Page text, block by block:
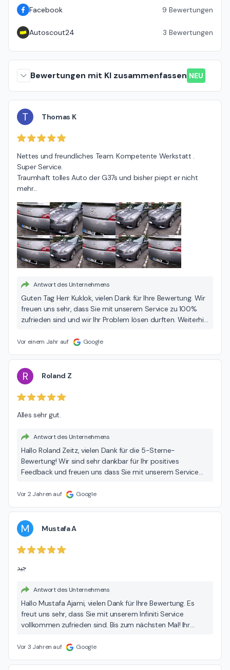
Facebook 9 Bewertungen
Autoscout24 3 Bewertungen
Bewertungen mit KI zusammenfassen NEU
T Thomas K
Nettes und freundliches Team. Kompetente Werkstatt .
Super Service.
Traumhaft tolles Auto der G37s und bisher piept er nicht
mehr...
Antwort des Unternehmens
Guten Tag Herr Kuklok, vielen Dank für Ihre Bewertung. Wir
freuen uns sehr, dass Sie mit unserem Service zu 100%
zufrieden sind und wir Ihr Problem lösen durften. Weiterhin
INFINITI Team
Vor einem Jahr auf Google
R Roland Z
Alles sehr gut.
Antwort des Unternehmens
Hallo Roland Zeitz, vielen Dank für die 5-Sterne-
Bewertung! Wir sind sehr dankbar für Ihr positives
Feedback und freuen uns dass Sie mit unserem Service
hervorragende Leistungen zu erbringen, und Ihre
in unserem Autohaus begrüßen zu dürfen! Ihr Autohaus
Günther Team
Vor 2 Jahren auf Google
M Mustafa A
جيد
Antwort des Unternehmens
Hallo Mustafa Ajami, vielen Dank für Ihre Bewertung. Es
freut uns sehr, dass Sie mit unserem Infiniti Service
vollkommen zufrieden sind. Bis zum nächsten Mal! Ihr
Vor 3 Jahren auf Google